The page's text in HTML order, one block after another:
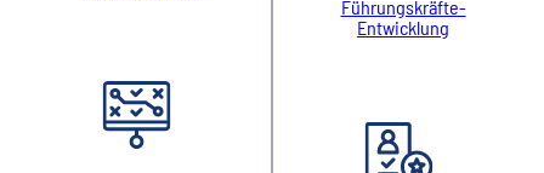
Führungskräfte-
Entwicklung